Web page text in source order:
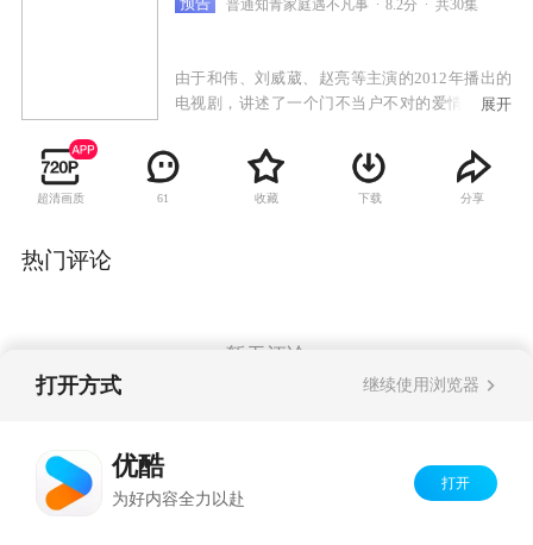
普通知青家庭遇不凡事 8.2分 共30集
由于和伟、刘威葳、赵亮等主演的2012年播出的
电视剧，讲述了一个门不当户不对的爱情故事，
情仇。
展开
超清画质 61 收藏 下载 分享
热门评论
暂无评论
打开方式 继续使用浏览器
优酷
为好内容全力以赴
打开